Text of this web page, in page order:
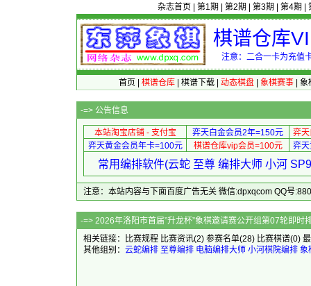
杂志首页 第1期 第2期 第3期 第4期
棋谱仓库
注意：二合一卡为充值
首页 棋谱仓库| 棋谱下载| 动态棋盘| 象棋赛事| 象
-=> 公告信息
本站淘宝店铺 - 支付宝 弈天白金会员2年=150元
弈
弈天黄金会员年卡=100元
棋谱仓库vip会员=100元 弈
常用编排软件(云蛇 至尊 编排大师 小河
注意：本站内容与下面百度广告无关 微信:dpxqcom QQ号
-=> 2026年洛阳市首届”升龙杯”象棋
相关链接：
比赛规程 比赛资讯(2) 参赛名单(28) 比赛棋谱(0)
其他组别： 云蛇编排 至尊编排 电脑编排大师 小河棋院编排 象